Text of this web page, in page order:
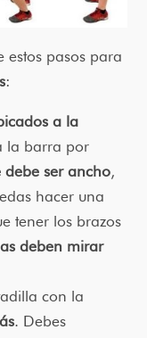
estos pasos para
:
a la
la barra por
debe ser ancho,
hacer una
tener los brazos
deben mirar
con la
. Debes